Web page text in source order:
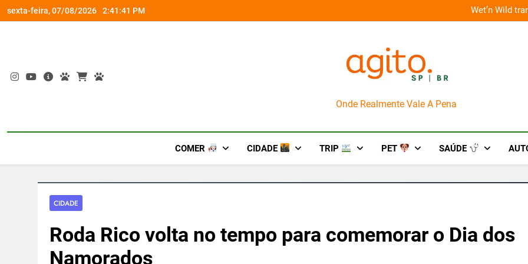
Skip
to
sexta-feira, 07/08/2026 2:41:42 PM
socorro ao diabetes “Led Zeppelin
AgitoSP
Onde Realmente Vale A Pena
COMER CIDADE TRIP PET SAÚDE
CIDADE
Roda Rico volta no tempo para comemorar o Dia dos
Namorados